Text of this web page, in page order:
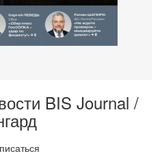
BIS Journal /